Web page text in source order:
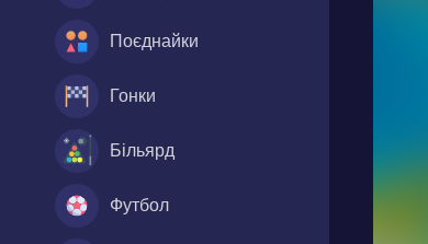
Поєднайки
Гонки
Більярд
Футбол